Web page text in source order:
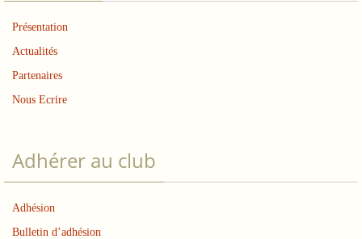
Présentation
Actualités
Partenaires
Nous Ecrire
Adhérer au club
Adhésion
Bulletin d’adhésion